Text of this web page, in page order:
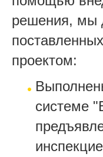
решения, мы
проектом:
системе